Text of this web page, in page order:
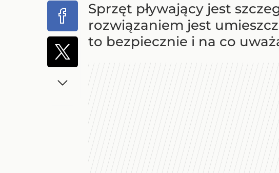
Sprzęt pływający jest
rozwiązaniem jest
to bezpiecznie i na co